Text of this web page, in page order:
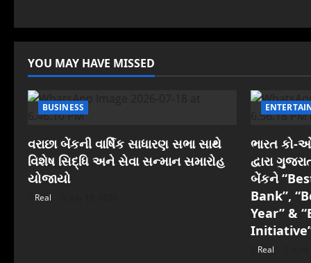
YOU MAY HAVE MISSED
BUSINESS
વરાછા બેંકની વાર્ષિક સાધારણ સભા સાથે
વિશેષ સિદ્ધિ અને સેવા સન્માન સમારોહ
યોજાયો
Real
ભારત કો-
દ્વારા
બેંકને
Bank”,
Year” &
Real